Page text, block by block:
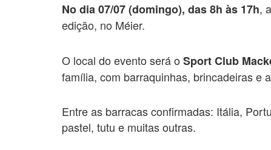
No dia 07/07 (domingo), das 8h às 17h,
edição, no Méier.
O local do evento será o Sport Club
família, com barraquinhas, brincadeiras e
Entre as barracas confirmadas: Itália,
pastel, tutu e muitas outras.